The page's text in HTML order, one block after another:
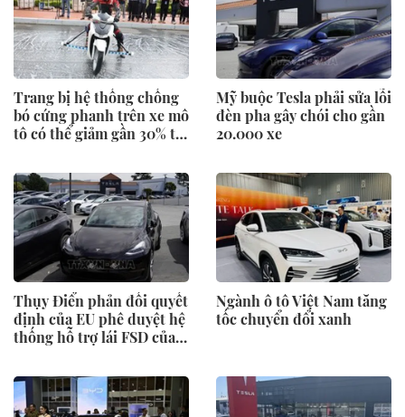
Trang bị hệ thống chống
bó cứng phanh trên xe mô
tô có thể giảm gần 30% tai
Mỹ buộc Tesla phải sửa lỗi
đèn pha gây chói cho gần
20.000 xe
Thụy Điển phản đối quyết
định của EU phê duyệt hệ
thống hỗ trợ lái FSD của
Ngành ô tô Việt Nam tăng
tốc chuyển đổi xanh